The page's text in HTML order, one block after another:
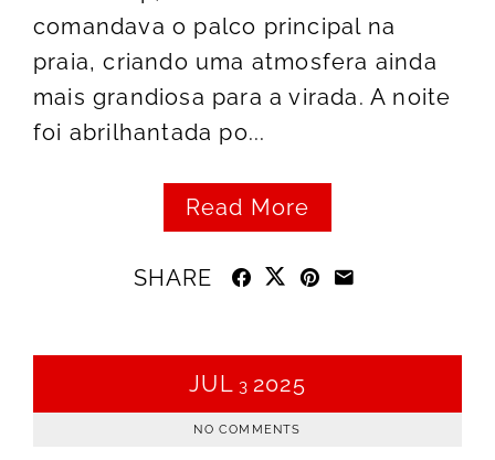
comandava o palco principal na
praia, criando uma atmosfera ainda
mais grandiosa para a virada. A noite
foi abrilhantada po...
Read More
SHARE
JUL 3 2025
NO COMMENTS